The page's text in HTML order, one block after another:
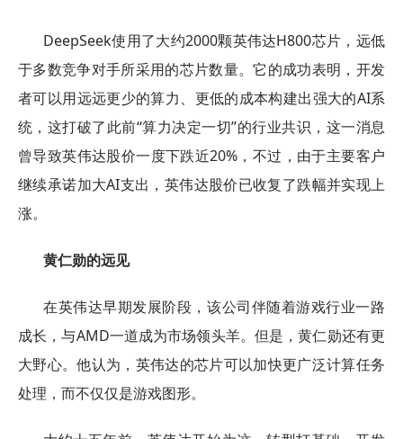
DeepSeek使用了大约2000颗英伟达H800芯片，远低
于多数竞争对手所采用的芯片数量。它的成功表明，开发
者可以用远远更少的算力、更低的成本构建出强大的AI系
统，这打破了此前“算力决定一切”的行业共识，这一消息
曾导致英伟达股价一度下跌近20%，不过，由于主要客户
继续承诺加大AI支出，英伟达股价已收复了跌幅并实现上
涨。
黄仁勋的远见
在英伟达早期发展阶段，该公司伴随着游戏行业一路
成长，与AMD一道成为市场领头羊。但是，黄仁勋还有更
大野心。他认为，英伟达的芯片可以加快更广泛计算任务
处理，而不仅仅是游戏图形。